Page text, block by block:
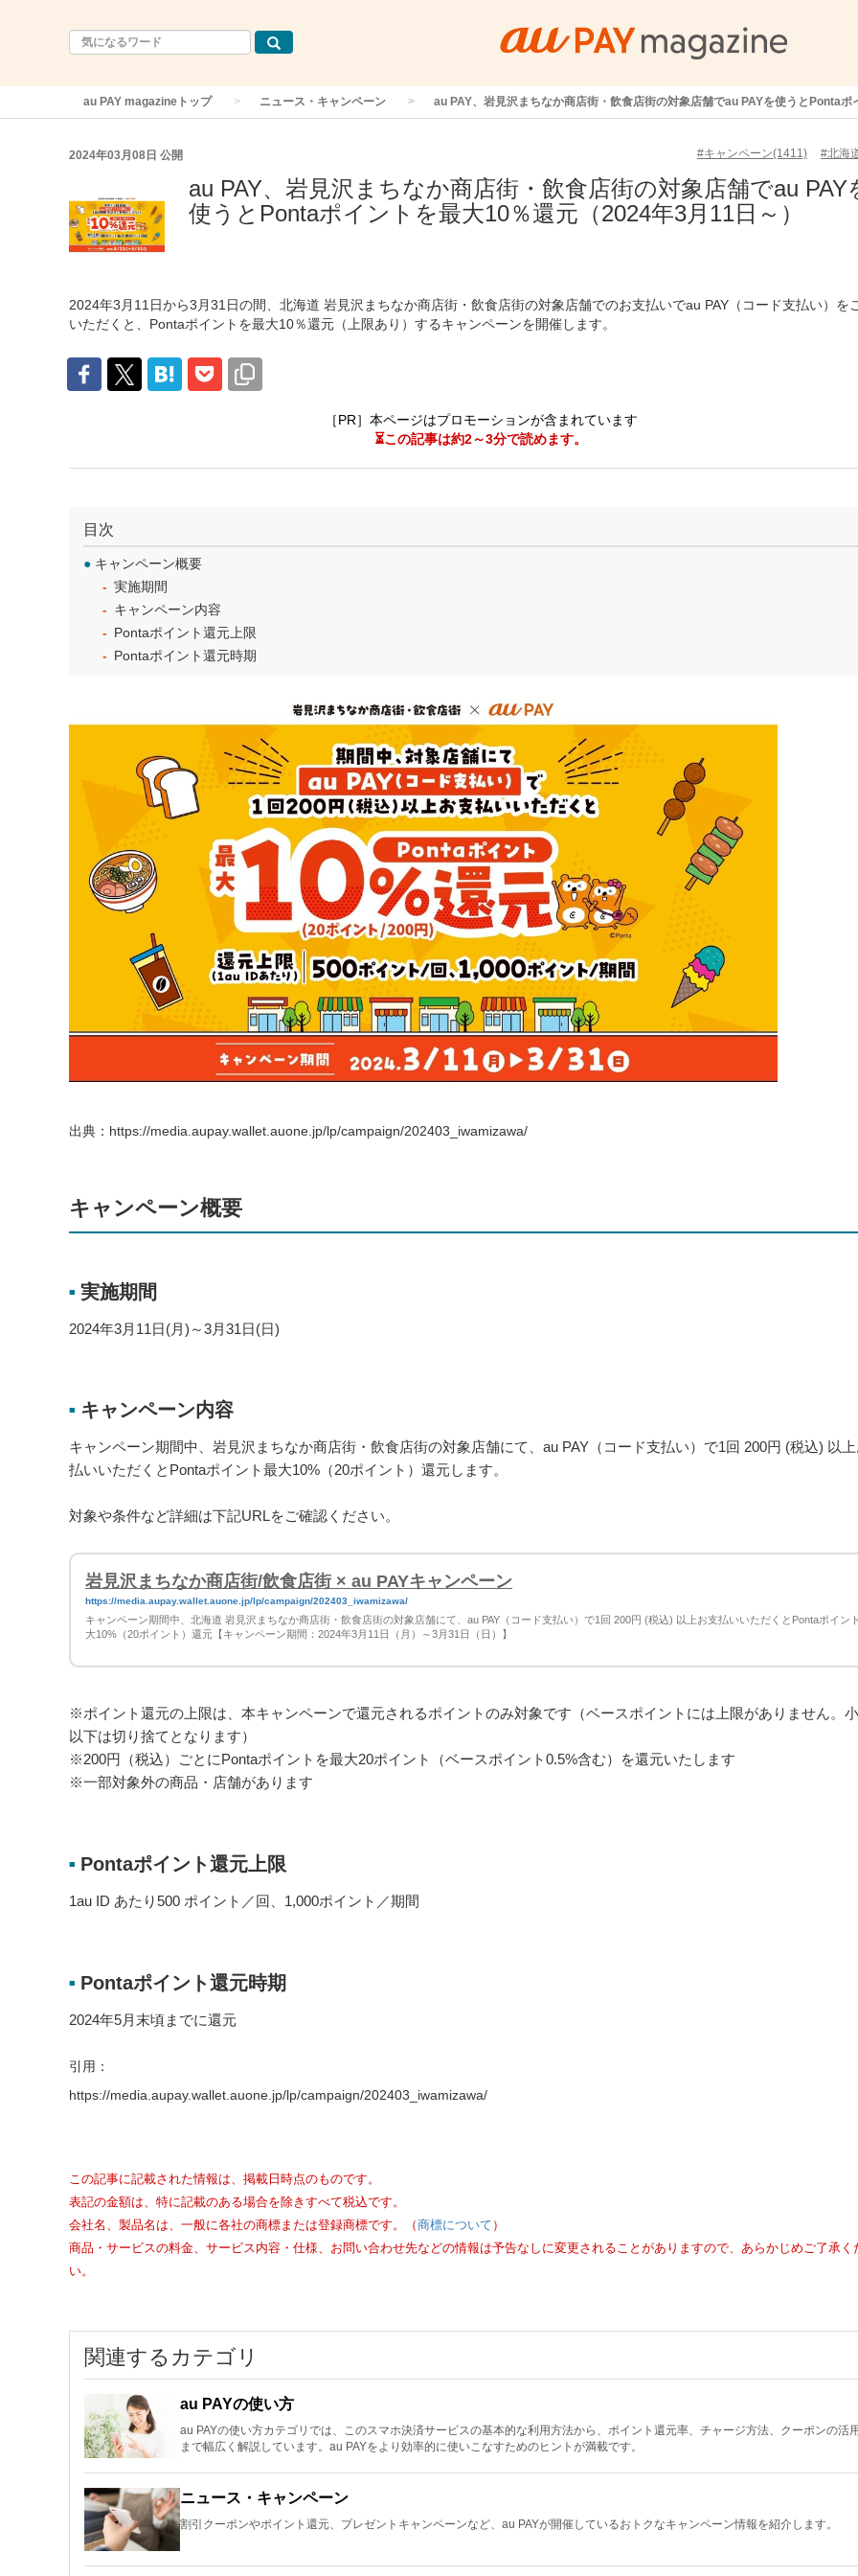
au PAY magazineトップ ニュース・キャンペーン au PAY、岩見沢まちなか商店街・飲食店街の対象店舗でau PAYを使うとPontaポ
2024年03月08日 公開 #キャンペーン(1411) #北海
au PAY、岩見沢まちなか商店街・飲食店街の対象店舗でau PAY
使うとPontaポイントを最大10％還元（2024年3月11日～）
2024年3月11日から3月31日の間、北海道 岩見沢まちなか商店街・飲食店街の対象店舗でのお支払いでau PAY（コード支払い）を
いただくと、Pontaポイントを最大10％還元（上限あり）するキャンペーンを開催します。
［PR］本ページはプロモーションが含まれています
⏳この記事は約2～3分で読めます。
目次
● キャンペーン概要
実施期間
キャンペーン内容
Pontaポイント還元上限
Pontaポイント還元時期
出典：https://media.aupay.wallet.auone.jp/lp/campaign/202403_iwamizawa/
キャンペーン概要
■ 実施期間
2024年3月11日(月)～3月31日(日)
■ キャンペーン内容
キャンペーン期間中、岩見沢まちなか商店街・飲食店街の対象店舗にて、au PAY（コード支払い）で1回 200円 (税込) 以
払いいただくとPontaポイント最大10%（20ポイント）還元します。
対象や条件など詳細は下記URLをご確認ください。
岩見沢まちなか商店街/飲食店街 × au PAYキャンペーン
https://media.aupay.wallet.auone.jp/lp/campaign/202403_iwamizawa/
キャンペーン期間中、北海道 岩見沢まちなか商店街・飲食店街の対象店舗にて、au PAY（コード支払い）で1回 200円 (税込) 以上お支払いいただくとPontaポイン
大10%（20ポイント）還元【キャンペーン期間：2024年3月11日（月）～3月31日（日）】
※ポイント還元の上限は、本キャンペーンで還元されるポイントのみ対象です（ベースポイントには上限がありません。
以下は切り捨てとなります）
※200円（税込）ごとにPontaポイントを最大20ポイント（ベースポイント0.5%含む）を還元いたします
※一部対象外の商品・店舗があります
■ Pontaポイント還元上限
1au ID あたり500 ポイント／回、1,000ポイント／期間
■ Pontaポイント還元時期
2024年5月末頃までに還元
引用：
https://media.aupay.wallet.auone.jp/lp/campaign/202403_iwamizawa/
この記事に記載された情報は、掲載日時点のものです。
表記の金額は、特に記載のある場合を除きすべて税込です。
会社名、製品名は、一般に各社の商標または登録商標です。（商標について ）
商品・サービスの料金、サービス内容・仕様、お問い合わせ先などの情報は予告なしに変更されることがありますので、あらかじめご了承く
い。
関連するカテゴリ
au PAYの使い方
au PAYの使い方カテゴリでは、このスマホ決済サービスの基本的な利用方法から、ポイント還元率、チャージ方法、クーポンの活
まで幅広く解説しています。au PAYをより効率的に使いこなすためのヒントが満載です。
ニュース・キャンペーン
割引クーポンやポイント還元、プレゼントキャンペーンなど、au PAYが開催しているおトクなキャンペーン情報を紹介します。